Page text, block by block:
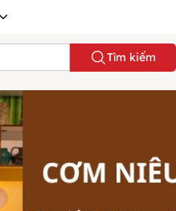
Tìm kiếm